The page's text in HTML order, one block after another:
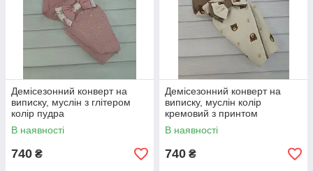
Демісезонний конверт на
виписку, муслін з глітером
колір пудра
В наявності
740 ₴
Демісезонний конверт на
виписку, муслін колір
кремовий з принтом
В наявності
740 ₴